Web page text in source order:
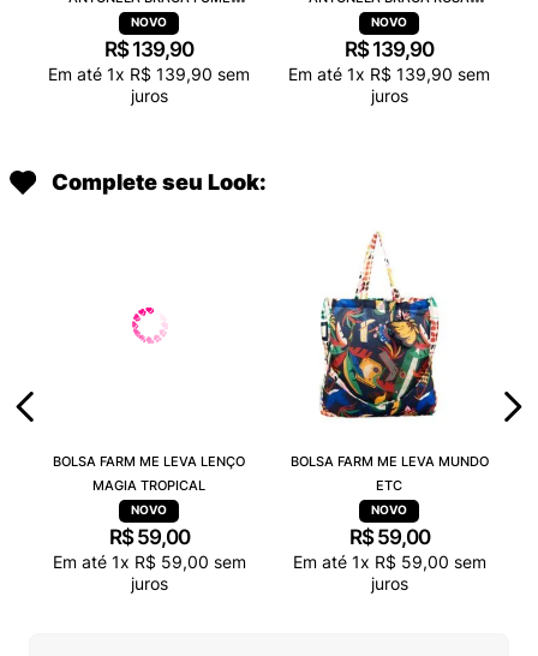
TRANSPARENTE 38263
R$ 139,90
Em até 1x R$ 139,90 sem
juros
TRANSPARENTE 38263
R$ 139,90
Em até 1x R$ 139,90 sem
juros
Complete seu Look:
BOLSA FARM ME LEVA LENÇO
MAGIA TROPICAL
R$ 59,00
Em até 1x R$ 59,00 sem
juros
BOLSA FARM ME LEVA MUNDO
ETC
R$ 59,00
Em até 1x R$ 59,00 sem
juros